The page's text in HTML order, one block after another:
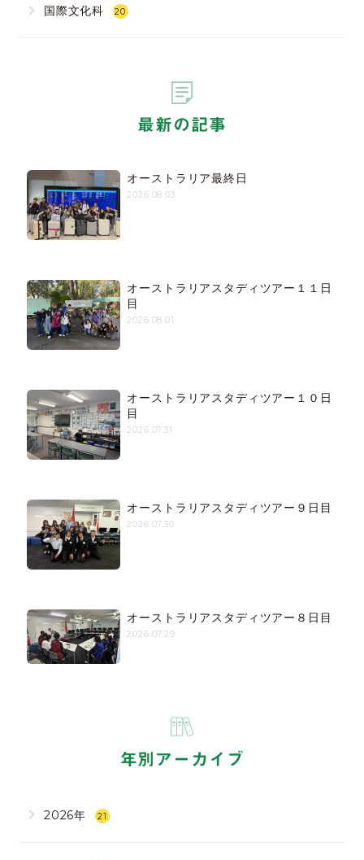
国際文化科 20
最新の記事
オーストラリア最終日
2026.08.03
オーストラリアスタディツアー１１日
目
2026.08.01
オーストラリアスタディツアー１０日
目
2026.07.31
オーストラリアスタディツアー９日目
2026.07.30
オーストラリアスタディツアー８日目
2026.07.29
年別アーカイブ
2026年 21